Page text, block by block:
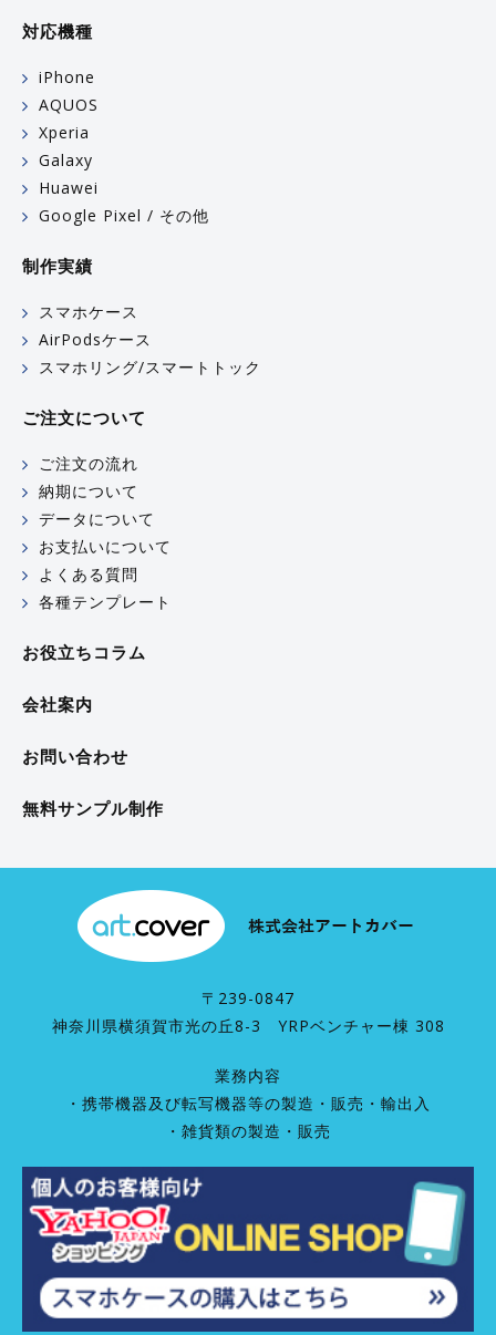
対応機種
iPhone
AQUOS
Xperia
Galaxy
Huawei
Google Pixel / その他
制作実績
スマホケース
AirPodsケース
スマホリング/スマートトック
ご注文について
ご注文の流れ
納期について
データについて
お支払いについて
よくある質問
各種テンプレート
お役立ちコラム
会社案内
お問い合わせ
無料サンプル制作
〒239-0847
神奈川県横須賀市光の丘8-3 YRPベンチャー棟 308
業務内容
・携帯機器及び転写機器等の製造・販売・輸出入
・雑貨類の製造・販売